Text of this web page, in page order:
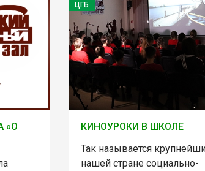
«О
ЦГБ
КИНОУРОКИ В ШКОЛЕ
Так называется
нашей стране социально-